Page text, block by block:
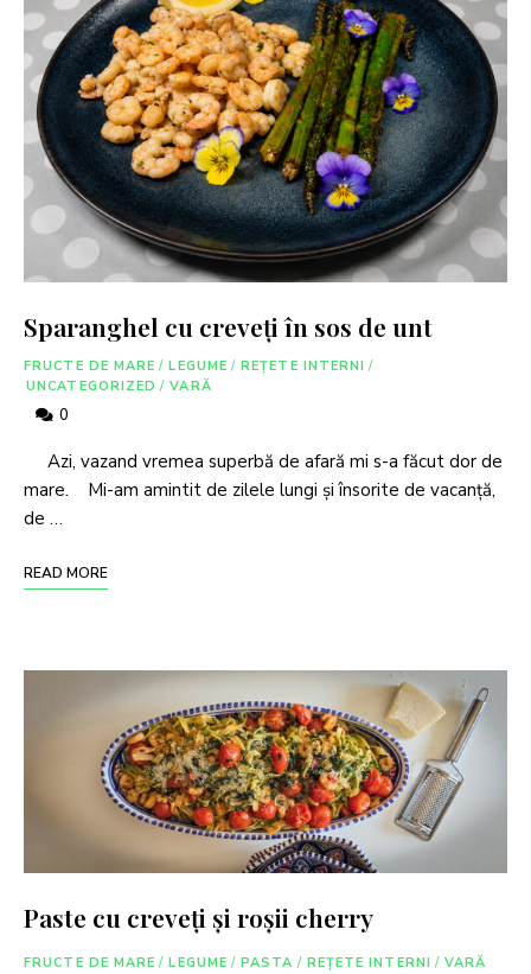
Sparanghel cu creveți în sos de unt
FRUCTE DE MARE / LEGUME / REȚETE INTERNI /
UNCATEGORIZED / VARĂ
0
Azi, vazand vremea superbă de afară mi s-a făcut dor de
mare. Mi-am amintit de zilele lungi și însorite de vacanță,
de …
READ MORE
Paste cu creveți și roșii cherry
FRUCTE DE MARE / LEGUME / PASTA / REȚETE INTERNI / VARĂ